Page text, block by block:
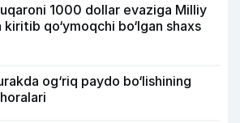
1000 dollar evaziga Milliy
qo‘ymoqchi bo‘lgan shaxs
og‘riq paydo bo‘lishining